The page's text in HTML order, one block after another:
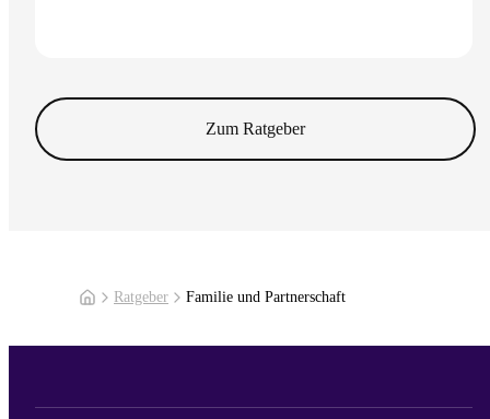
Zum Ratgeber
Ratgeber Familie und Partnerschaft